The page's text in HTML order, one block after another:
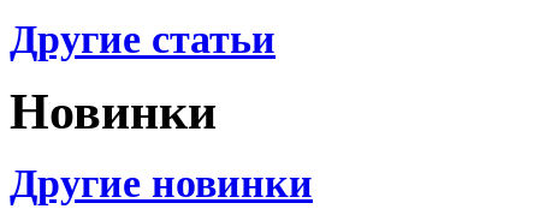
Другие статьи
Новинки
Другие новинки